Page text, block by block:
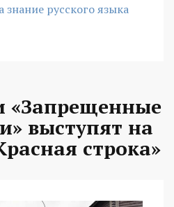
русского языка
«Запрещенные
выступят на
строка»